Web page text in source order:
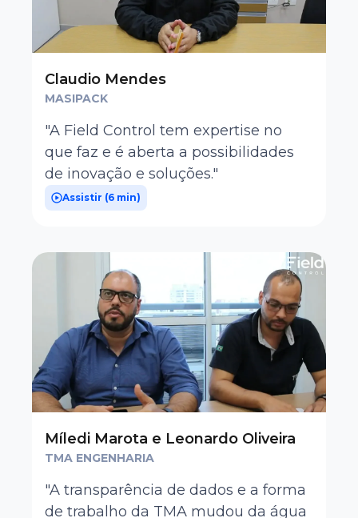
Claudio Mendes
MASIPACK
"A Field Control tem expertise no
que faz e é aberta a possibilidades
de inovação e soluções."
Assistir (6 min)
Míledi Marota e Leonardo Oliveira
TMA ENGENHARIA
"A transparência de dados e a forma
de trabalho da TMA mudou da água